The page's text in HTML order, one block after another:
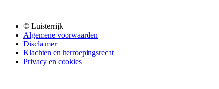
© Luisterrijk
Algemene voorwaarden
Disclaimer
Klachten en herroepingsrecht
Privacy en cookies